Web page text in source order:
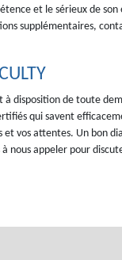
et le sérieux de
supplémentaires,
disposition de toute
qui savent
et vos attentes. Un bon
nous appeler pour